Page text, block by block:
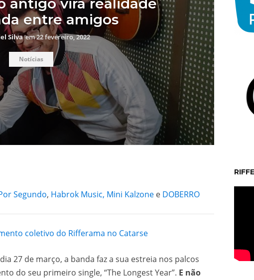
entre amigos
Silva em22 fevereiro, 2022
Notícias
Segundo, Habrok Music, Mini Kalzone e DOBERRO
coletivo do Rifferama no Catarse
27 de março, a banda faz a sua estreia nos palcos
do seu primeiro single, “The Longest Year”. E não